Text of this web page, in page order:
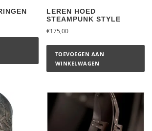
LEREN HOED
STEAMPUNK STYLE
€175,00
TOEVOEGEN AAN
WINKELWAGEN